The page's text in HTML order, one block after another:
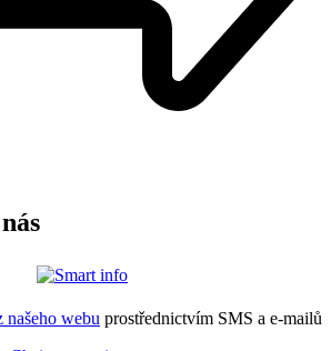
našeho webu prostřednictvím SMS a e-mailů